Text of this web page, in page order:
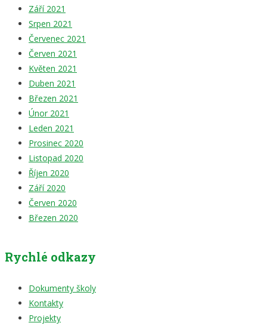
Září 2021
Srpen 2021
Červenec 2021
Červen 2021
Květen 2021
Duben 2021
Březen 2021
Únor 2021
Leden 2021
Prosinec 2020
Listopad 2020
Říjen 2020
Září 2020
Červen 2020
Březen 2020
Rychlé odkazy
Dokumenty školy
Kontakty
Projekty